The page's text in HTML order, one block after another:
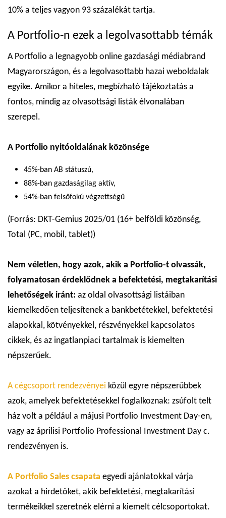
10% a teljes vagyon 93 százalékát tartja.
A Portfolio-n ezek a legolvasottabb témák
A Portfolio a legnagyobb online gazdasági médiabrand
Magyarországon, és a legolvasottabb hazai weboldalak
egyike. Amikor a hiteles, megbízható tájékoztatás a
fontos, mindig az olvasottsági listák élvonalában
szerepel.
A Portfolio nyitóoldalának közönsége
45%-ban AB státuszú,
88%-ban gazdaságilag aktív,
54%-ban felsőfokú végzettségű
(Forrás: DKT-Gemius 2025/01 (16+ belföldi közönség,
Total (PC, mobil, tablet))
Nem véletlen, hogy azok, akik a Portfolio-t olvassák,
folyamatosan érdeklődnek a befektetési, megtakarítási
lehetőségek iránt: az oldal olvasottsági listáiban
kiemelkedően teljesítenek a bankbetétekkel, befektetési
alapokkal, kötvényekkel, részvényekkel kapcsolatos
cikkek, és az ingatlanpiaci tartalmak is kiemelten
népszerűek.
A cégcsoport rendezvényei közül egyre népszerűbbek
azok, amelyek befektetésekkel foglalkoznak: zsúfolt telt
ház volt a például a májusi Portfolio Investment Day-en,
vagy az áprilisi Portfolio Professional Investment Day c.
rendezvényen is.
A Portfolio Sales csapata egyedi ajánlatokkal várja
azokat a hirdetőket, akik befektetési, megtakarítási
termékeikkel szeretnék elérni a kiemelt célcsoportokat.